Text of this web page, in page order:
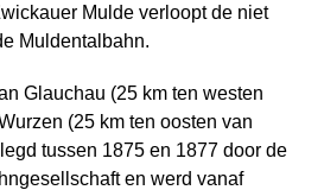
Mulde verloopt de niet
Muldentalbahn.
Glauchau (25 km ten westen
(25 km ten oosten van
tussen 1875 en 1877 door de
en werd vanaf